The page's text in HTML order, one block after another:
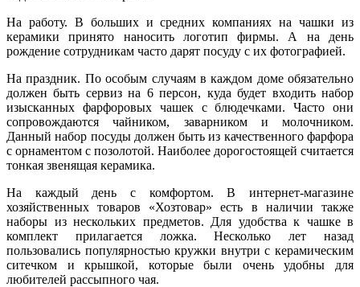
На работу. В больших и средних компаниях на чашки из
керамики принято наносить логотип фирмы. А на день
рождение сотрудникам часто дарят посуду с их фотографией.
На праздник. По особым случаям в каждом доме обязательно
должен быть сервиз на 6 персон, куда будет входить набор
изысканных фарфоровых чашек с блюдечками. Часто они
сопровождаются чайником, заварником и молочником.
Данный набор посуды должен быть из качественного фарфора
с орнаментом с позолотой. Наиболее дорогостоящей считается
тонкая звенящая керамика.
На каждый день с комфортом. В интернет-магазине
хозяйственных товаров «Хозтовар» есть в наличии также
наборы из нескольких предметов. Для удобства к чашке в
комплект прилагается ложка. Несколько лет назад
пользовались популярностью кружки внутри с керамическим
ситечком и крышкой, которые были очень удобны для
любителей рассыпного чая.